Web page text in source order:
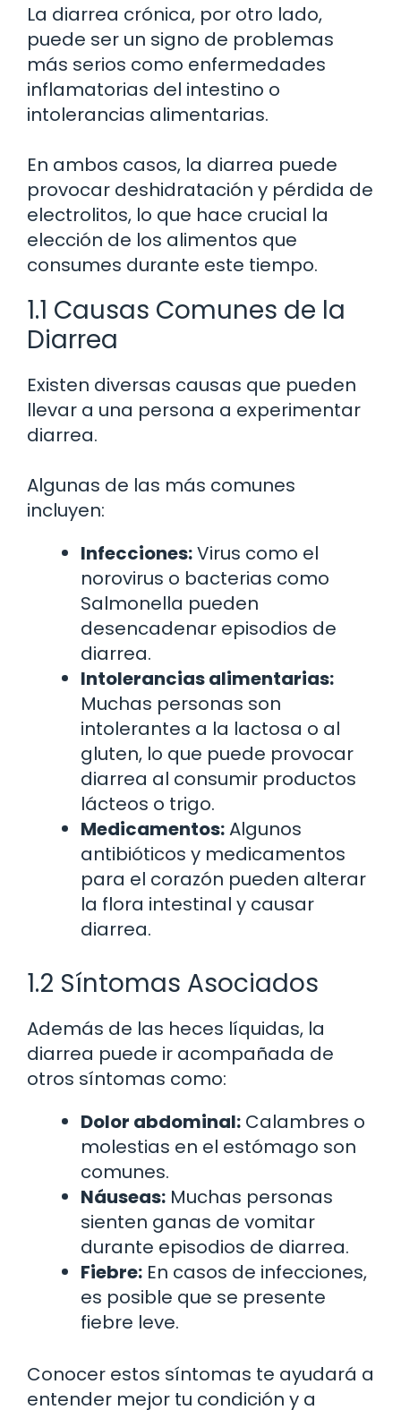
La diarrea crónica, por otro lado,
puede ser un signo de problemas
más serios como enfermedades
inflamatorias del intestino o
intolerancias alimentarias.
En ambos casos, la diarrea puede
provocar deshidratación y pérdida de
electrolitos, lo que hace crucial la
elección de los alimentos que
consumes durante este tiempo.
1.1 Causas Comunes de la
Diarrea
Existen diversas causas que pueden
llevar a una persona a experimentar
diarrea.
Algunas de las más comunes
incluyen:
Infecciones:Virus como el
norovirus o bacterias como
Salmonella pueden
desencadenar episodios de
diarrea.
Intolerancias alimentarias:
Muchas personas son
intolerantes a la lactosa o al
gluten, lo que puede provocar
diarrea al consumir productos
lácteos o trigo.
Medicamentos:Algunos
antibióticos y medicamentos
para el corazón pueden alterar
la flora intestinal y causar
diarrea.
1.2 Síntomas Asociados
Además de las heces líquidas, la
diarrea puede ir acompañada de
otros síntomas como:
Dolor abdominal: Calambres o
molestias en el estómago son
comunes.
Náuseas: Muchas personas
sienten ganas de vomitar
durante episodios de diarrea.
Fiebre: En casos de infecciones,
es posible que se presente
fiebre leve.
Conocer estos síntomas te ayudará a
entender mejor tu condición y a